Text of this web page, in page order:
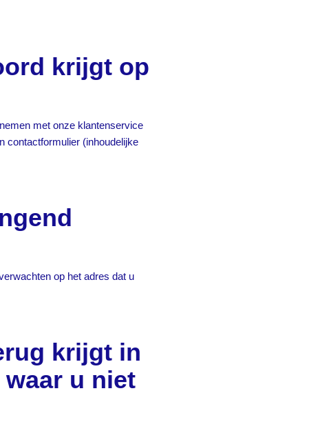
krijgt op
met onze klantenservice
contactformulier (inhoudelijke
op het adres dat u
krijgt in
u niet